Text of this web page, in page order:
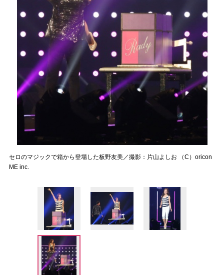
セロのマジックで箱から登場した板野友美／撮影：片山よしお （C）oricon
ME inc.